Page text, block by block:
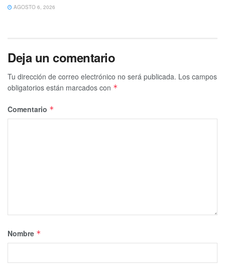
AGOSTO 6, 2026
Deja un comentario
Tu dirección de correo electrónico no será publicada. Los campos
obligatorios están marcados con *
Comentario *
Nombre *